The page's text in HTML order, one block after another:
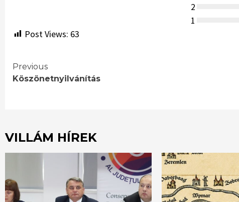
2
1
Post Views: 63
Continue
Previous
Köszönetnyilvánítás
VILLÁM HÍREK